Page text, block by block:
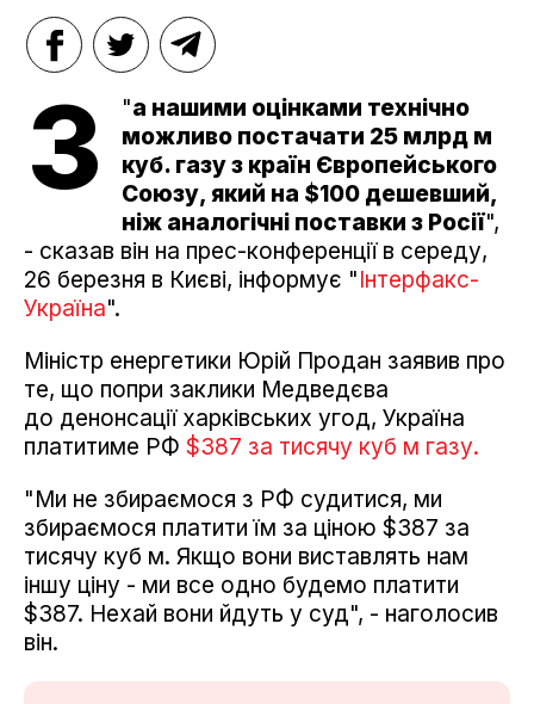
"
З
а нашими оцінками технічно
можливо постачати 25 млрд м
куб. газу з країн Європейського
Союзу, який на $100 дешевший,
ніж аналогічні поставки з Росії",
- сказав він на прес-конференції в середу,
26 березня в Києві, інформує "Інтерфакс-
Україна".
Міністр енергетики Юрій Продан заявив про
те, що попри заклики Медведєва
до денонсації харківських угод, Україна
платитиме РФ $387 за тисячу куб м газу.
"Ми не збираємося з РФ судитися, ми
збираємося платити їм за ціною $387 за
тисячу куб м. Якщо вони виставлять нам
іншу ціну - ми все одно будемо платити
$387. Нехай вони йдуть у суд", - наголосив
він.